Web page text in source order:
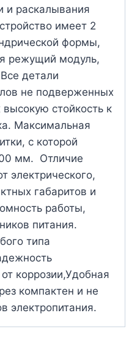
и раскалывания
имеет 2
формы,
режущий модуль,
детали
не подверженных
стойкость к
Максимальная
с которой
мм. Отличие
электрического,
габаритов и
работы,
питания.
типа
коррозии,Удобная
компактен и не
электропитания.